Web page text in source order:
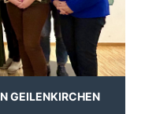
GEILENKIRCHEN